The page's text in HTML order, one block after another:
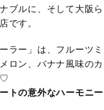
ブルに、そして大阪
です。
ラー」は、フルーツ
ロン、バナナ風味の
♡
トの意外なハーモニー